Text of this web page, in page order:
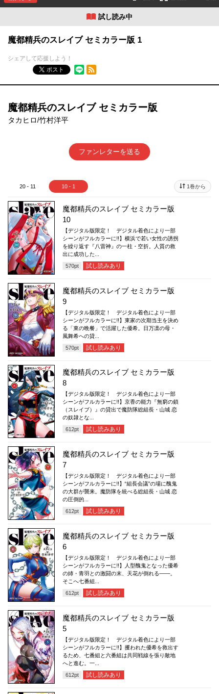
試し読み中
魔都精兵のスレイブ セミカラー版 1
シェアして応援しよう！
ポスト
RSSフィード
魔都精兵のスレイブ セミカラー版
タカヒロ/竹村洋平
ファンレターを送る
20 - 11 10 - 1 1巻から
魔都精兵のスレイブ セミカラー版
10
【デジタル版限定！ デジタル着色により一部
シーンがフルカラーに!!】横浜で若い女性の誘拐
を繰り返す『八雷神』の一柱・空折。人質の救
出に成功した...
570pt 試し読みあり
魔都精兵のスレイブ セミカラー版
9
【デジタル版限定！ デジタル着色により一部
シーンがフルカラーに!!】東家の次期当主を決め
る「東の晩餐」で活躍した優希。日万凛の母・
風舞希への貸...
570pt 試し読みあり
魔都精兵のスレイブ セミカラー版
8
【デジタル版限定！ デジタル着色により一部
シーンがフルカラーに!!】京香の能力『無窮の鎖
（スレイブ）』の貸出で魔防隊総組長・山城 恋
の奴隷とな...
612pt 試し読みあり
魔都精兵のスレイブ セミカラー版
7
【デジタル版限定！ デジタル着色により一部
シーンがフルカラーに!!】“組長会議”の場に醜鬼
の大群が襲来。魔防隊を統べる総組長・山城 恋
の圧倒的...
612pt 試し読みあり
魔都精兵のスレイブ セミカラー版
6
【デジタル版限定！ デジタル着色により一部
シーンがフルカラーに!!】人型醜鬼となった優希
の姉・青羽との激闘の末、天花が倒れる――。
そこへ七番組...
612pt 試し読みあり
魔都精兵のスレイブ セミカラー版
5
【デジタル版限定！ デジタル着色により一部
シーンがフルカラーに!!】攫われた優希を救出す
るため、七番組と六番組は共同戦線を張り敵地
へと進む。一...
612pt 試し読みあり